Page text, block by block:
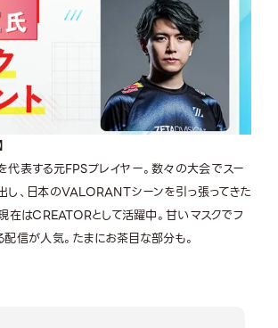
代表する元FPSプレイヤー。数々の⼤会でスー
し、⽇本のVALORANTシーンを引っ張ってきた
在はCREATORとして活躍中。甘いマスクでフ
信が人気。たまにお茶目な部分も。